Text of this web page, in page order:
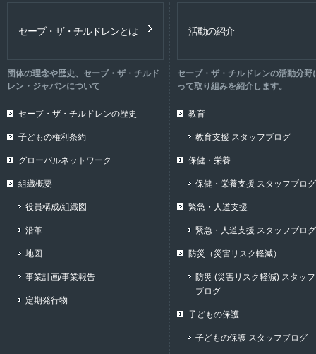
セーブ・ザ・チルドレンとは
団体の理念や歴史、セーブ・ザ・チルド
レン・ジャパンについて
セーブ・ザ・チルドレンの歴史
子どもの権利条約
グローバルネットワーク
組織概要
役員構成/組織図
沿革
地図
事業計画/事業報告
定期発行物
活動の紹介
セーブ・ザ・チルドレンの活動分野
って取り組みを紹介します。
教育
教育支援 スタッフブログ
保健・栄養
保健・栄養支援 スタッフブログ
緊急・人道支援
緊急・人道支援 スタッフブログ
防災（災害リスク軽減）
防災 (災害リスク軽減) スタッフ
ブログ
子どもの保護
子どもの保護 スタッフブログ